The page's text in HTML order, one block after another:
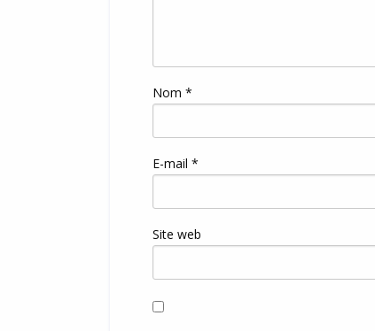
Nom *
E-mail *
Site web